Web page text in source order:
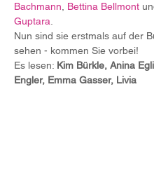
Bachmann
Bettina Bellmont
Guptara
Nun sind sie erstmals auf der
sehen - kommen Sie vorbei!
Es lesen: Kim Bürkle, Anina
Engler, Emma Gasser, Livia